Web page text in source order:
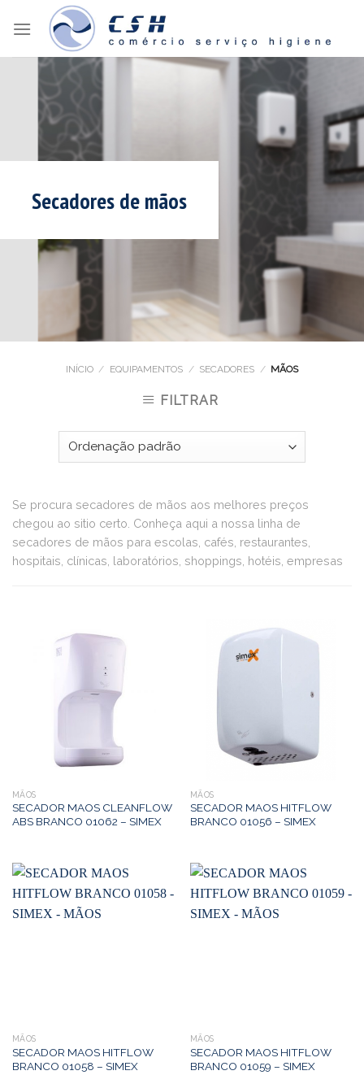
Secadores de mãos
INÍCIO / EQUIPAMENTOS / SECADORES / MÃOS
FILTRAR
Se procura secadores de mãos aos melhores preços
chegou ao sitio certo. Conheça aqui a nossa linha de
secadores de mãos para escolas, cafés, restaurantes,
hospitais, clínicas, laboratórios, shoppings, hotéis, empresas
MÃOS
SECADOR MAOS CLEANFLOW
ABS BRANCO 01062 – SIMEX
MÃOS
SECADOR MAOS HITFLOW
BRANCO 01056 – SIMEX
MÃOS
SECADOR MAOS HITFLOW
BRANCO 01058 – SIMEX
MÃOS
SECADOR MAOS HITFLOW
BRANCO 01059 – SIMEX